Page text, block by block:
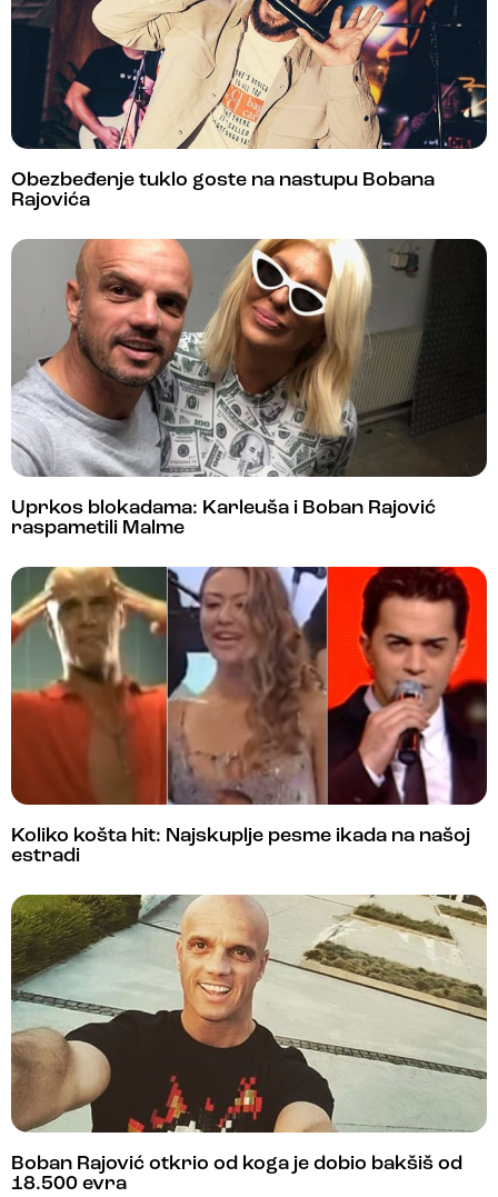
Obezbeđenje tuklo goste na nastupu Bobana
Rajovića
Uprkos blokadama: Karleuša i Boban Rajović
raspametili Malme
Koliko košta hit: Najskuplje pesme ikada na našoj
estradi
Boban Rajović otkrio od koga je dobio bakšiš od
18.500 evra